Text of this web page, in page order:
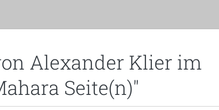
Alexander Klier im
Seite(n)"